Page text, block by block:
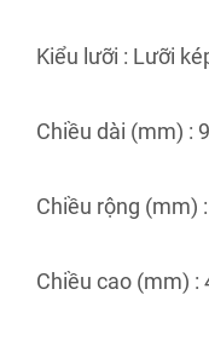
Kiểu lưỡi : Lưỡi
Chiều dài (mm) :
Chiều rộng (mm)
Chiều cao (mm) :